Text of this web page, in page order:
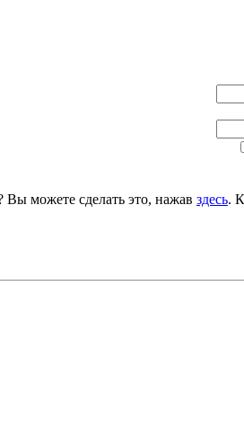
Вы можете сделать это, нажав здесь.